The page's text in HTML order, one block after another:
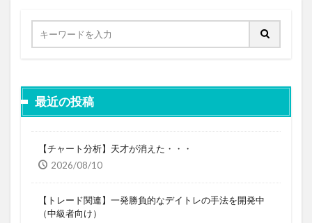
最近の投稿
【チャート分析】天才が消えた・・・
2026/08/10
【トレード関連】一発勝負的なデイトレの手法を開発中
（中級者向け）